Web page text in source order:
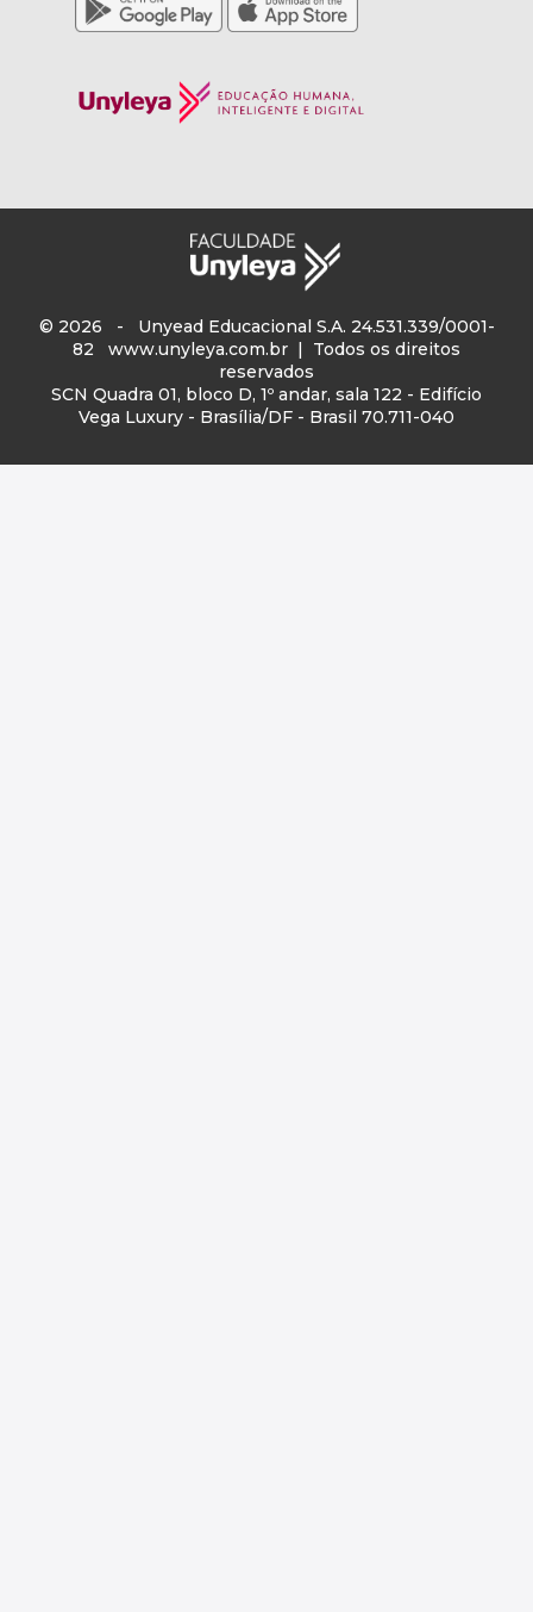
© 2026 - Unyead Educacional S.A. 24.531.339/0001-
82 www.unyleya.com.br | Todos os direitos
reservados
SCN Quadra 01, bloco D, 1º andar, sala 122 - Edifício
Vega Luxury - Brasília/DF - Brasil 70.711-040